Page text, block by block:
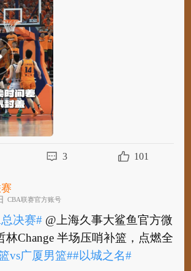
男篮vs广厦男篮#
3 101
CBA联赛官方账号
决赛# @上海久事大鲨鱼官方微
林Change 半场压哨补篮，点燃全
vs广厦男篮##以城之名#